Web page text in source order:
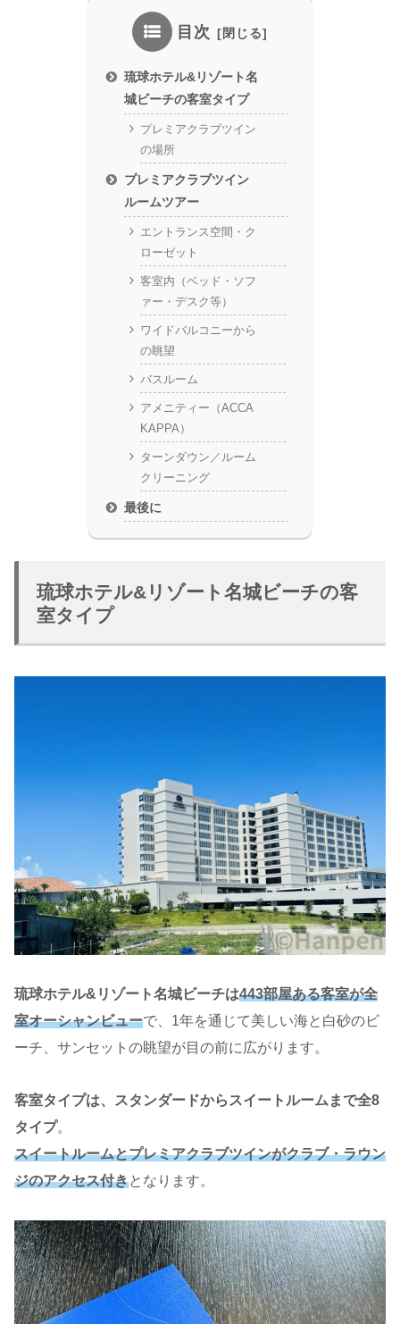
目次
琉球ホテル&リゾート名
城ビーチの客室タイプ
プレミアクラブツイン
の場所
プレミアクラブツイン
ルームツアー
エントランス空間・ク
ローゼット
客室内（ベッド・ソフ
ァー・デスク等）
ワイドバルコニーから
の眺望
バスルーム
アメニティー（ACCA
KAPPA）
ターンダウン／ルーム
クリーニング
最後に
琉球ホテル&リゾート名城ビーチの客
室タイプ
琉球ホテル&リゾート名城ビーチは443部屋ある客室が全
室オーシャンビューで、1年を通じて美しい海と白砂のビ
ーチ、サンセットの眺望が目の前に広がります。
客室タイプは、スタンダードからスイートルームまで全8
タイプ。
スイートルームとプレミアクラブツインがクラブ・ラウン
ジのアクセス付きとなります。